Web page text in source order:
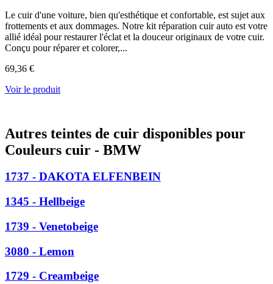
Le cuir d'une voiture, bien qu'esthétique et confortable, est sujet aux
frottements et aux dommages. Notre kit réparation cuir auto est votre
allié idéal pour restaurer l'éclat et la douceur originaux de votre cuir.
Conçu pour réparer et colorer,...
69,36 €
Voir le produit
Autres teintes de cuir disponibles pour
Couleurs cuir - BMW
1737 - DAKOTA ELFENBEIN
1345 - Hellbeige
1739 - Venetobeige
3080 - Lemon
1729 - Creambeige